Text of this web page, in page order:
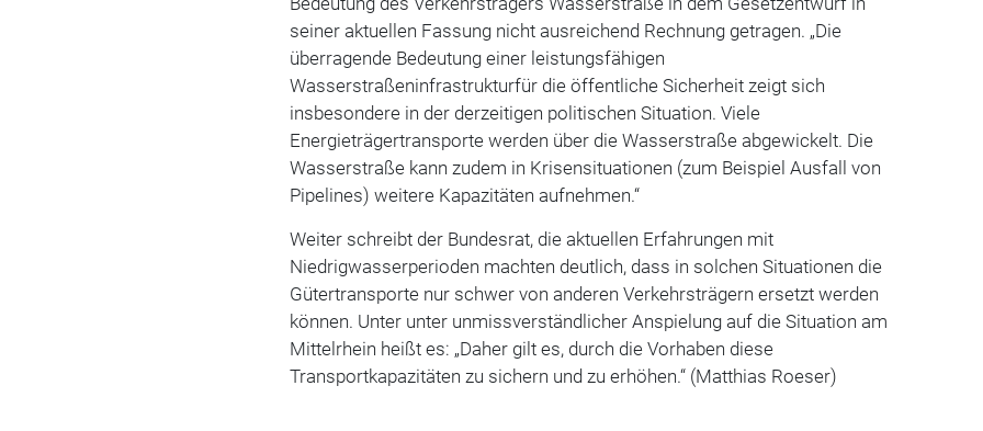
seiner aktuellen Fassung nicht ausreichend Rechnung getragen. „Die
überragende Bedeutung einer leistungsfähigen
Wasserstraßeninfrastrukturfür die öffentliche Sicherheit zeigt sich
insbesondere in der derzeitigen politischen Situation. Viele
Energieträgertransporte werden über die Wasserstraße abgewickelt. Die
Wasserstraße kann zudem in Krisensituationen (zum Beispiel Ausfall von
Pipelines) weitere Kapazitäten aufnehmen.“
Weiter schreibt der Bundesrat, die aktuellen Erfahrungen mit
Niedrigwasserperioden machten deutlich, dass in solchen Situationen die
Gütertransporte nur schwer von anderen Verkehrsträgern ersetzt werden
können. Unter unter unmissverständlicher Anspielung auf die Situation am
Mittelrhein heißt es: „Daher gilt es, durch die Vorhaben diese
Transportkapazitäten zu sichern und zu erhöhen.“ (Matthias Roeser)